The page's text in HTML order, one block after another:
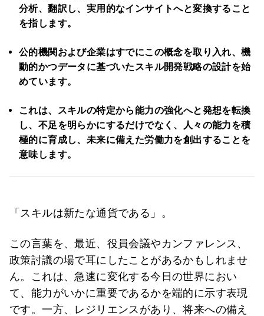
分析、翻訳し、実用的なインサイトへと変換すること
を指します。
公的機関および企業はすでにこの概念を取り入れ、機
動的かつデータに基づいたスキル開発戦略の設計を始
めています。
これは、スキルの特定から能力の強化へと発想を転換
し、不足を明らかにするだけでなく、人々の能力を積
極的に育成し、未来に備えた労働力を創出することを
意味します。
「スキルは新たな通貨である」。
この言葉を、最近、役員会議やカンファレンス、
政策討議の場で耳にしたことがあるかもしれませ
ん。これは、急速に変化する今日の世界におい
て、能力がいかに重要であるかを端的に示す表現
です。一方、レジリエンスがあり、将来への備え